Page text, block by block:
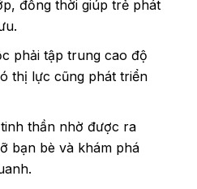
đồng thời giúp trẻ phát
phải tập trung cao độ
thị lực cũng phát triển
thần nhờ được ra
bạn bè và khám phá